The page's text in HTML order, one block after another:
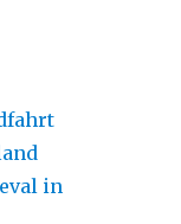
in